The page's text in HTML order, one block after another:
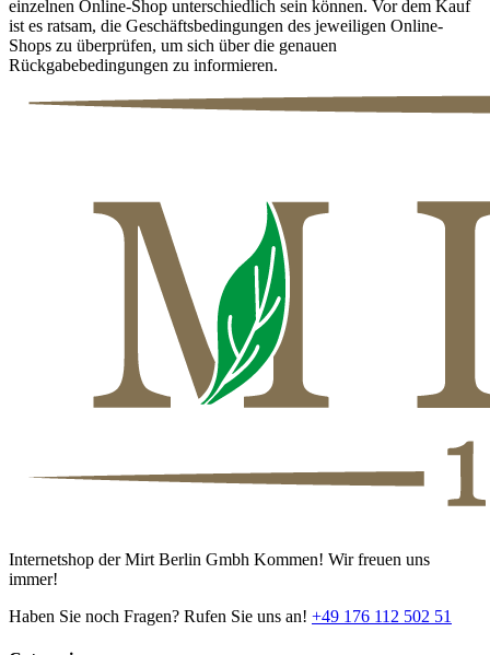
einzelnen Online-Shop unterschiedlich sein können. Vor dem Kauf
ist es ratsam, die Geschäftsbedingungen des jeweiligen Online-
Shops zu überprüfen, um sich über die genauen
Rückgabebedingungen zu informieren.
Internetshop der Mirt Berlin Gmbh Kommen! Wir freuen uns
immer!
Haben Sie noch Fragen? Rufen Sie uns an! +49 176 112 502 51